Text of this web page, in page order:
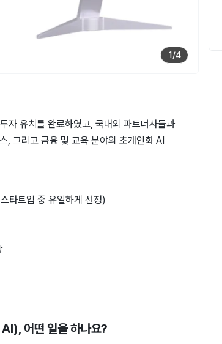
1/4
자 유치를 완료하였고, 국내외 파트너사들과
, 그리고 금융 및 교육 분야의 초개인화 AI
타트업 중 유일하게 선정)
, 어떤 일을 하나요?